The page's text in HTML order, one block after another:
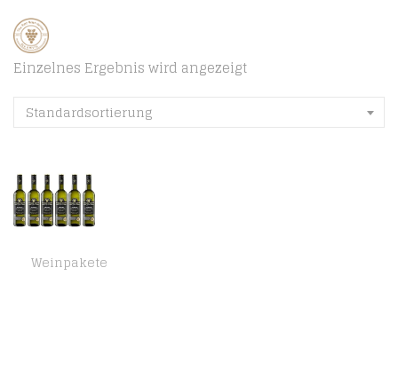
Einzelnes Ergebnis wird angezeigt
Standardsortierung
Weinpakete